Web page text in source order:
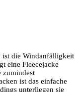
die Windanfälligkeit
eine Fleecejacke
zumindest
ist das einfache
unterliegen sie